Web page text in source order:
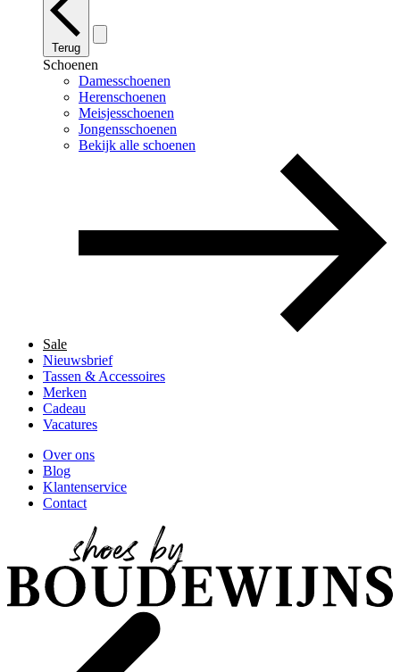
Terug
Schoenen
Damesschoenen
Herenschoenen
Meisjesschoenen
Jongensschoenen
Bekijk alle schoenen
Sale
Nieuwsbrief
Tassen & Accessoires
Merken
Cadeau
Vacatures
Over ons
Blog
Klantenservice
Contact